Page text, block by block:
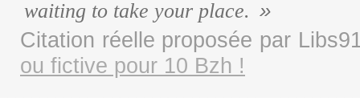
waiting to take your place.
Citation réelle proposée par
ou fictive pour 10 Bzh !